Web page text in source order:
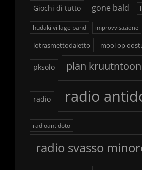
Giochi di tutto gone bald
hudaki village band improvvisazione
iotrasmettodaletto mooi op
pksolo plan
radio radio
radioantidoto
radio svasso